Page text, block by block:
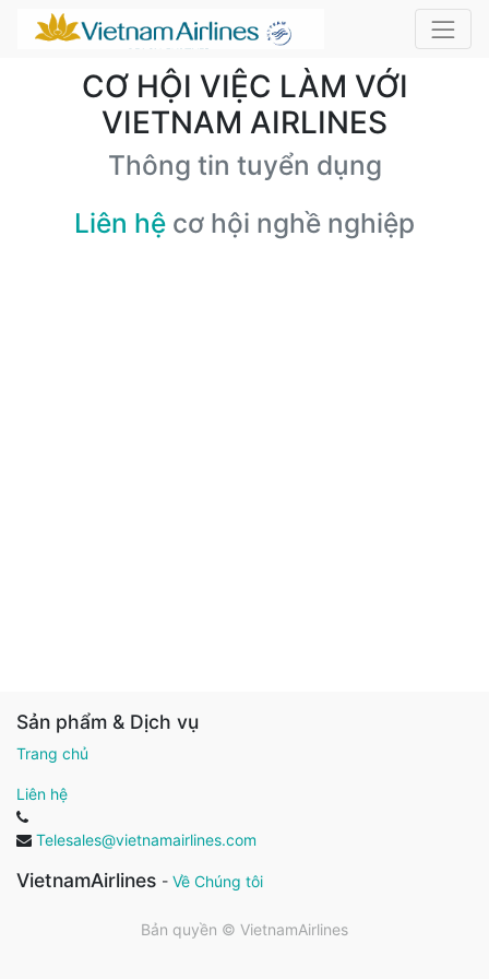
CƠ HỘI VIỆC LÀM VỚI
VIETNAM AIRLINES
Thông tin tuyển dụng
Liên hệ cơ hội nghề nghiệp
Sản phẩm & Dịch vụ
Trang chủ
Liên hệ
Telesales@vietnamairlines.com
VietnamAirlines - Về Chúng tôi
Bản quyền © VietnamAirlines